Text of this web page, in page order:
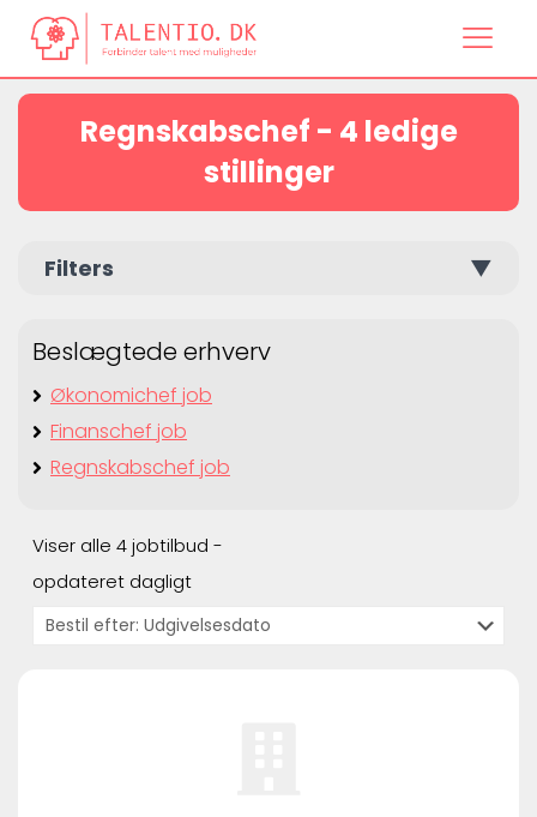
Regnskabschef - 4 ledige
stillinger
Filters ▼
Beslægtede erhverv
Økonomichef job
Finanschef job
Regnskabschef job
Viser alle 4 jobtilbud -
opdateret dagligt